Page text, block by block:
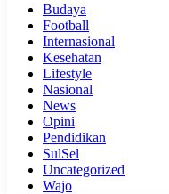
Budaya
Football
Internasional
Kesehatan
Lifestyle
Nasional
News
Opini
Pendidikan
SulSel
Uncategorized
Wajo